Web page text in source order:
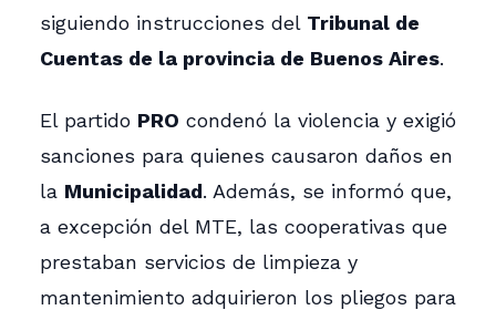
siguiendo instrucciones del Tribunal de
Cuentas de la provincia de Buenos Aires.
El partido PRO condenó la violencia y exigió
sanciones para quienes causaron daños en
la Municipalidad. Además, se informó que,
a excepción del MTE, las cooperativas que
prestaban servicios de limpieza y
mantenimiento adquirieron los pliegos para